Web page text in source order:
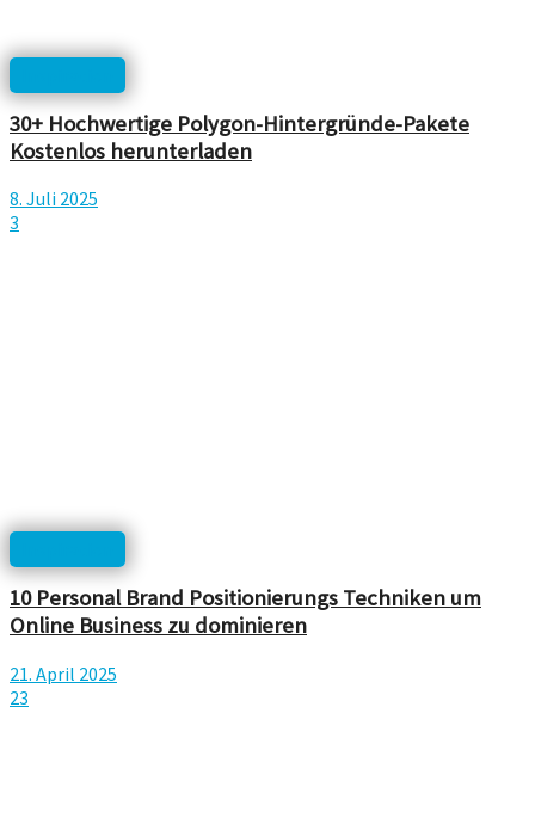
30+ Hochwertige Polygon-Hintergründe-Pakete
Kostenlos herunterladen
8. Juli 2025
3
10 Personal Brand Positionierungs Techniken um
Online Business zu dominieren
21. April 2025
23